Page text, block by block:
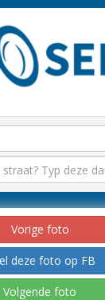
Vorige foto
deze foto op FB
Volgende foto